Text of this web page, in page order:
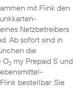
mit Flink den
Netzbetreibers
Ab sofort sind in
die
O2my Prepaid S und
bestellbar. Sie